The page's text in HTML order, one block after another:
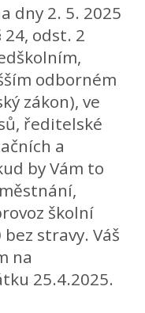
dny 2. 5. 2025
24, odst. 2
odborném
zákon), ve
ředitelské
a
by Vám to
školní
stravy. Váš
na
25.4.2025.